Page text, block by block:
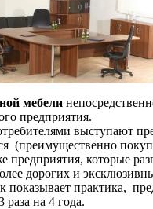
мебели
предприятия.
выступают
(преимущественно
предприятия, которые
дорогих и
показывает практика,
раза на 4 года.